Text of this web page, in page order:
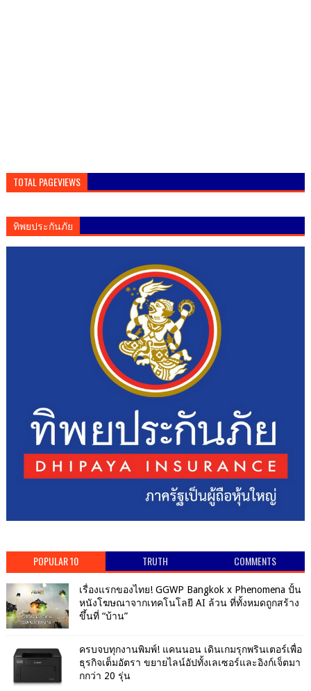
TOTAL PAGEVIEWS
ทิพยประกันภัย
POPULAR 10 TRUTH COMMENTS
เรื่องแรกของไทย! GGWP Bangkok x Phenomena ปั้น
หนังโฆษณาจากเทคโนโลยี AI ล้วน ที่ทั้งหมดถูกสร้าง
ขึ้นที่ “บ้าน”
ครบจบทุกงานพิมพ์! แคนนอน เดินเกมรุกพรินเตอร์เพื่อ
ธุรกิจเต็มอัตรา ขยายไลน์อัปทั้งเลเซอร์และอิงก์เจ็ตมา
กกว่า 20 รุ่น